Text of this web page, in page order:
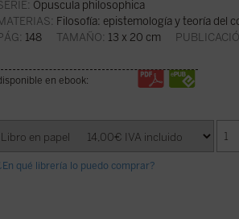
Opuscula philosophica
Filosofía: epistemología y teoría del
148 TAMAÑO: 13 x 20 cm
en ebook:
qué librería lo puedo comprar?